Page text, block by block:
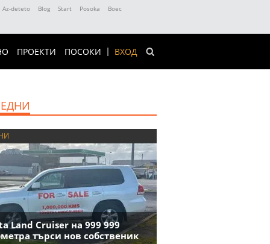
Az-deteto Blog Start Posoka
Boec
ВХОД
ПРОЕКТИ ПОСОКИ
Land Cruiser на 999 999
търси нов собственик